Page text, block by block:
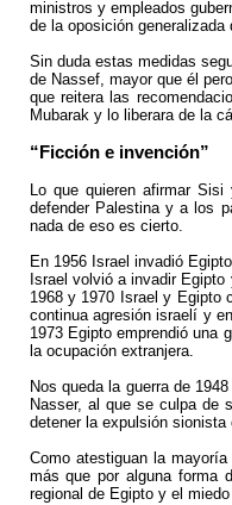
ministros y empleados
de la oposición
Sin duda estas medidas
de Nassef, mayor que él
que reitera las
Mubarak y lo liberara de la
“Ficción e invención”
Lo que quieren afirmar
defender Palestina y a los
nada de eso es cierto.
En 1956 Israel invadió
Israel volvió a invadir
1968 y 1970 Israel y Egipto
continua agresión israelí y
1973 Egipto emprendió una
la ocupación extranjera.
Nos queda la guerra de
Nasser, al que se culpa de
detener la expulsión
Como atestiguan la
más que por alguna forma
regional de Egipto y el